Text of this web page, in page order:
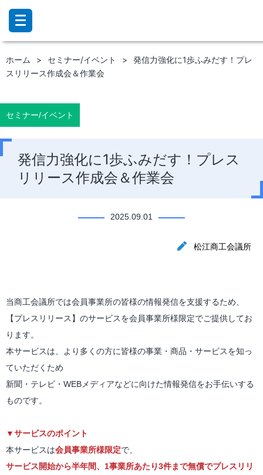
ン
ツ
へ
ッ
プ
ホーム セミナー/イベント
発信力強化に1歩ふみだす！プレ
スリリース作成会＆作業会
セミナー/イベント
発信力強化に1歩ふみだす！プレス
リリース作成会＆作業会
2025.09.01
松江商工会議所
当商工会議所では会員事業所の皆様の情報発信を支援するため、
【プレスリリース】のサービスを会員事業所様限定でご提供してお
ります。
本サービスは、より多くの方に皆様の事業・商品・サービスを知っ
ていただくため
新聞・テレビ・WEBメディアなどに向けた情報発信をお手伝いする
ものです。
▼サービスのポイント
本サービスは会員事業所様限定で、
サービス開始から半年間、1事業所あたり3件まで無償でプレスリリ